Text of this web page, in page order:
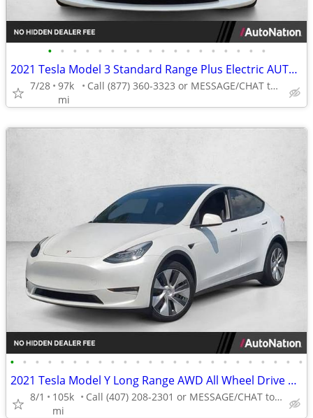
• • • • • • • • • • • • • • • • • •
2021 Tesla Model 3 Standard Range Plus Electric AUTONATION
7/28 97k
mi
Call (877) 360-3323 or MESSAGE/CHAT to confirm availability
• • • • • • • • • • • • • • • • • • • • • • • •
2021 Tesla Model Y Long Range AWD All Wheel Drive SUV Electric AUTONATION
8/1
105k
mi
Call (407) 208-2301 or MESSAGE/CHAT to confirm availability